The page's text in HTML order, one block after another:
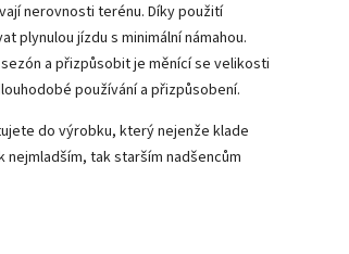
nerovnosti terénu. Díky použití
plynulou jízdu s minimální námahou.
a přizpůsobit je měnící se velikosti
používání a přizpůsobení.
do výrobku, který nejenže klade
tak starším nadšencům